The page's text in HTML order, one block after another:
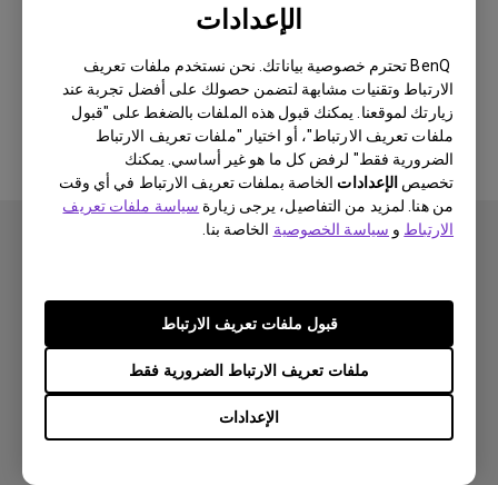
الإعدادات
BenQ تحترم خصوصية بياناتك. نحن نستخدم ملفات تعريف
الارتباط وتقنيات مشابهة لتضمن حصولك على أفضل تجربة عند
زيارتك لموقعنا. يمكنك قبول هذه الملفات بالضغط على "قبول
ملفات تعريف الارتباط"، أو اختيار "ملفات تعريف الارتباط
الضرورية فقط" لرفض كل ما هو غير أساسي. يمكنك
تخصيص الإعدادات الخاصة بملفات تعريف الارتباط في أي وقت
من هنا. لمزيد من التفاصيل، يرجى زيارة سياسة ملفات تعريف
الارتباط و سياسة الخصوصية الخاصة بنا.
الإعدادات
ملفات تعريف الارتباط الضرورية فقط
قبول ملفات تعريف الارتباط
لا توجد مقاطع فيديو ذات صلة
حلول